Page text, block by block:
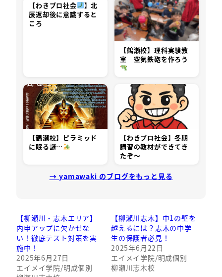
【わきブロ社会
】北
辰返却後に意識すると
ころ
【鶴瀬校】理科実験教
室 空気鉄砲を作ろう
【鶴瀬校】ピラミッド
に眠る謎…
【わきブロ社会】冬期
講習の教材ができてき
たぞ～
→ yamawaki のブログをもっと見る
【柳瀬川・志木エリア】
内申アップに欠かせな
い！徹底テスト対策を実
施中！
2025年6月27日
エイメイ学院/明成個別
【柳瀬川志木】中1の壁を
越えるには？志木の中学
生の保護者必見！
2025年6月22日
エイメイ学院/明成個別
柳瀬川志木校